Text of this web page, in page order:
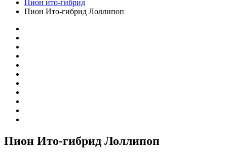
Пион ито-гибрид
Пион Ито-гибрид Лоллипоп
Пион Ито-гибрид Лоллипоп